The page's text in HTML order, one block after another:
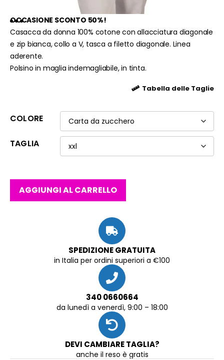
OCCASIONE SCONTO 50%!
Casacca da donna 100% cotone con allacciatura diagonale
e zip bianca, collo a V, tasca a filetto diagonale. Linea
aderente.
Polsino in maglia indemagliabile, in tinta.
Tabella delle Taglie
COLORE
TAGLIA
AGGIUNGI AL CARRELLO
SPEDIZIONE GRATUITA
in Italia per ordini superiori a €100
340 0660664
da lunedì a venerdì, 9:00 – 18:00
DEVI CAMBIARE TAGLIA?
anche il reso è gratis